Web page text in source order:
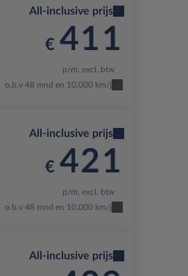
All-inclusive prijs
€ 411
p/m. excl. btw
o.b.v 48 mnd en 10,000 km/j
All-inclusive prijs
€ 421
p/m. excl. btw
o.b.v 48 mnd en 10,000 km/j
All-inclusive prijs